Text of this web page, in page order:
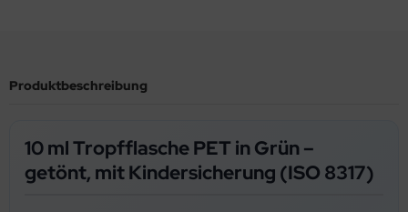
Produktbeschreibung
10 ml Tropfflasche PET in Grün –
getönt, mit Kindersicherung (ISO 8317)